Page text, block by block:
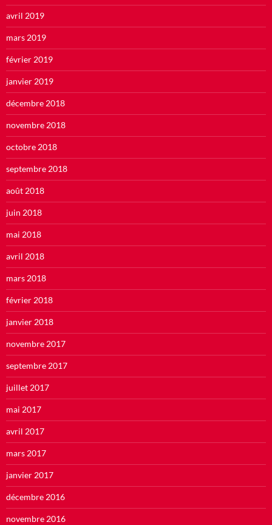
avril 2019
mars 2019
février 2019
janvier 2019
décembre 2018
novembre 2018
octobre 2018
septembre 2018
août 2018
juin 2018
mai 2018
avril 2018
mars 2018
février 2018
janvier 2018
novembre 2017
septembre 2017
juillet 2017
mai 2017
avril 2017
mars 2017
janvier 2017
décembre 2016
novembre 2016